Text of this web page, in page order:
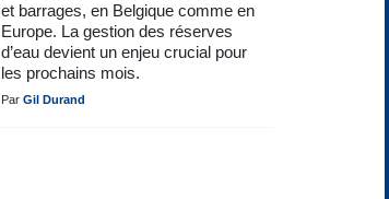
et barrages, en Belgique comme en
Europe. La gestion des réserves
d’eau devient un enjeu crucial pour
les prochains mois.
Par Gil Durand